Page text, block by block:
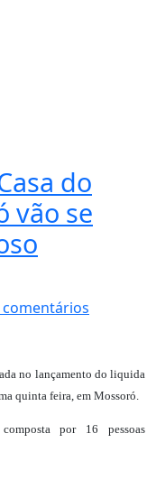
do
vão se
comentários
no lançamento do liquida
quinta feira, em Mossoró.
por 16 pessoas